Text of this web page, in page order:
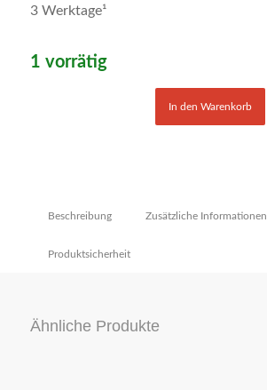
3 Werktage¹
1 vorrätig
In den Warenkorb
Beschreibung Zusätzliche Informationen
Produktsicherheit
Ähnliche Produkte